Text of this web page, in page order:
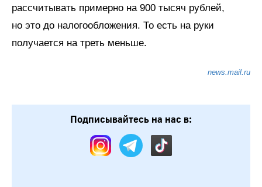
рассчитывать примерно на 900 тысяч рублей,
но это до налогообложения. То есть на руки
получается на треть меньше.
news.mail.ru
Подписывайтесь на нас в: